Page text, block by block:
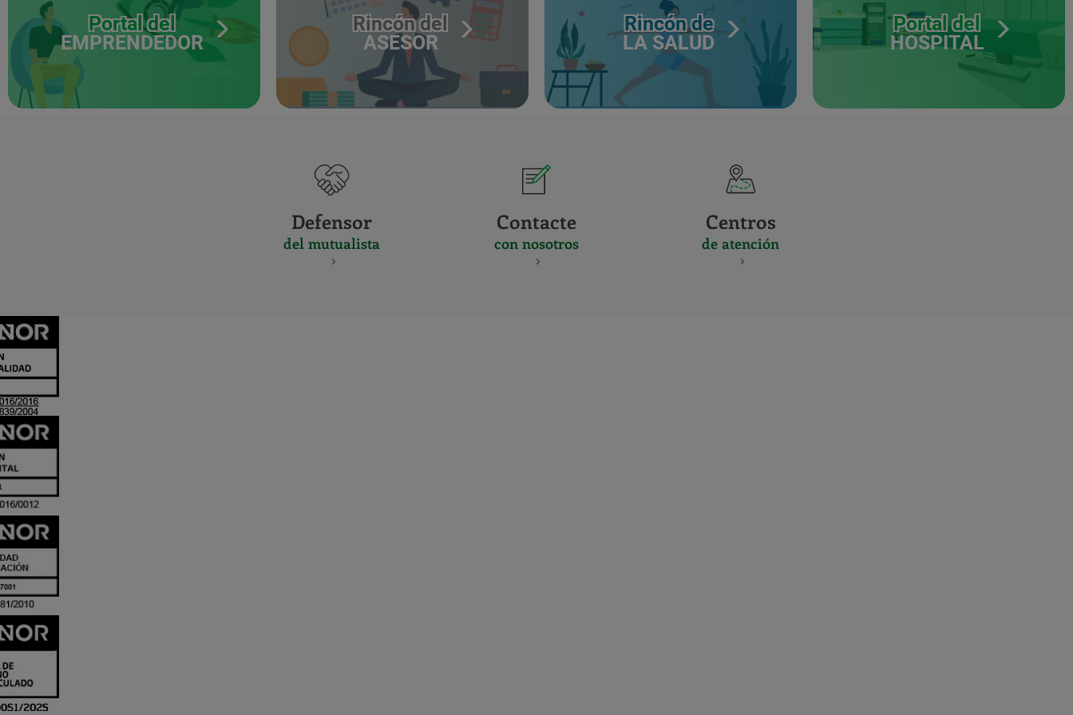
Portal del
EMPRENDEDOR
Rincón del
ASESOR
Rincón de
LA SALUD
Portal del
HOSPITAL
Defensor
del mutualista
Contacte
con nosotros
Centros
de atención